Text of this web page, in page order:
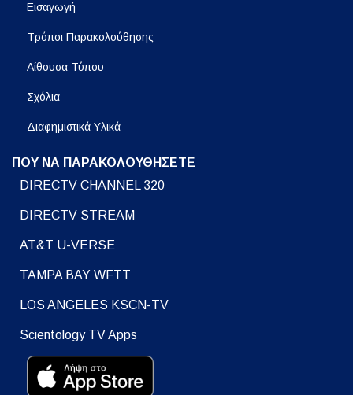
Εισαγωγή
Τρόποι Παρακολούθησης
Αίθουσα Τύπου
Σχόλια
Διαφημιστικά Υλικά
ΠΟΥ ΝΑ ΠΑΡΑΚΟΛΟΥΘΗΣΕΤΕ
DIRECTV CHANNEL 320
DIRECTV STREAM
AT&T U-VERSE
TAMPA BAY WFTT
LOS ANGELES KSCN-TV
Scientology TV Apps